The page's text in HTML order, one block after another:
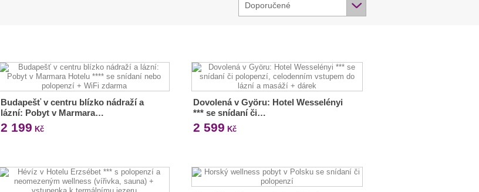
Doporučené
Budapešť v centru blízko nádraží a
lázní: Pobyt v Marmara…
2 199 Kč
Dovolená v Györu: Hotel Wesselényi
*** se snídaní či…
2 599 Kč